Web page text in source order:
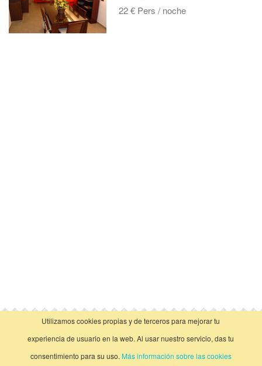
22 € Pers / noche
Utilizamos cookies propias y de terceros para mejorar tu
experiencia de usuario en la web. Al usar nuestro servicio, das tu
consentimiento para su uso. Más información sobre las cookies
vista clásica